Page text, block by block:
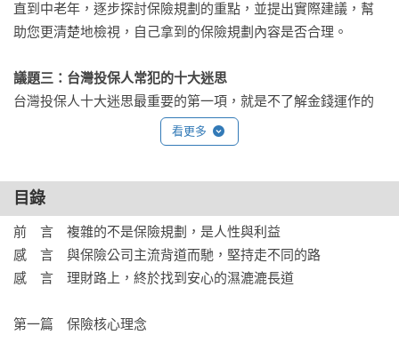
直到中老年，逐步探討保險規劃的重點，並提出實際建議，幫
助您更清楚地檢視，自己拿到的保險規劃內容是否合理。
議題三：台灣投保人常犯的十大迷思
台灣投保人十大迷思最重要的第一項，就是不了解金錢運作的
法則，也不了解保險是整體理財的一環節，需要全方位考量。
最根本有效的，就是及早打造「可以應付各種風險，而且是多
議題四：保險經紀人如何創造雙贏
身為專業的保險經紀人，卻只能引導客戶購買公司力推的產
品，來達到業績目標嗎？保險公司開發的任何一項產品，都有
適用的族群與對象，找到你的目標客戶族群，以需求分析為重
看更多
目錄
前　言　複雜的不是保險規劃，是人性與利益
感　言　與保險公司主流背道而馳，堅持走不同的路
感　言　理財路上，終於找到安心的濕漉漉長道
第一篇　保險核心理念